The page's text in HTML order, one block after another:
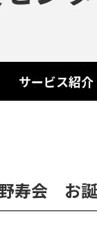
サービス紹介
野寿会 お